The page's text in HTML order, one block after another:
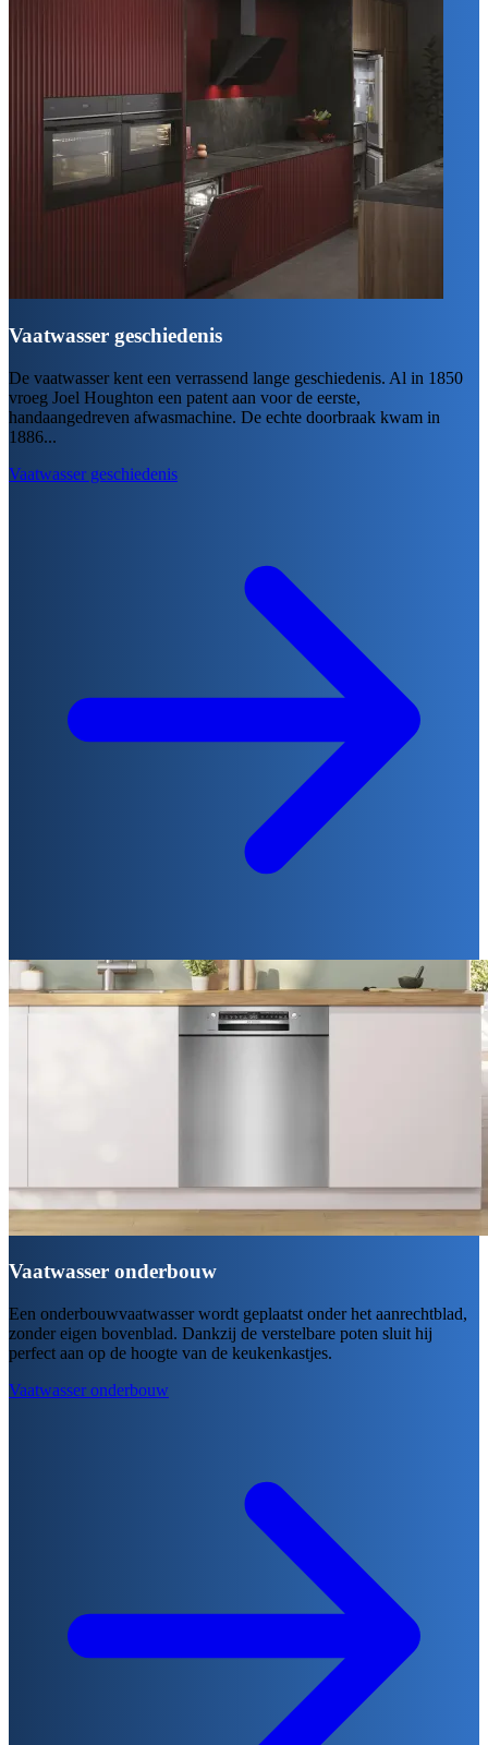
Vaatwasser geschiedenis
De vaatwasser kent een verrassend lange geschiedenis. Al in 1850
vroeg Joel Houghton een patent aan voor de eerste,
handaangedreven afwasmachine. De echte doorbraak kwam in
1886...
Vaatwasser geschiedenis
Vaatwasser onderbouw
Een onderbouwvaatwasser wordt geplaatst onder het aanrechtblad,
zonder eigen bovenblad. Dankzij de verstelbare poten sluit hij
perfect aan op de hoogte van de keukenkastjes.
Vaatwasser onderbouw